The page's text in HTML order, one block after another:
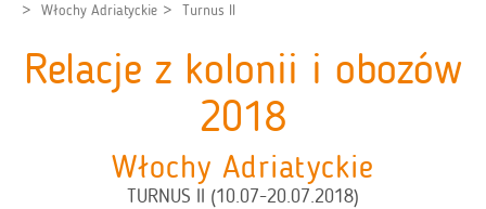
Włochy Adriatyckie
Turnus II
Relacje z kolonii i obozów
2018
Włochy Adriatyckie
TURNUS II (10.07-20.07.2018)